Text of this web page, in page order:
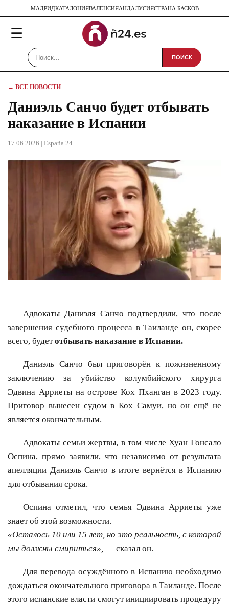
МАДРИДКАТАЛОНИЯВАЛЕНСИЯАНДАЛУСИЯСТРАНА БАСКОВ
☰
ПОИСК
← ВСЕ НОВОСТИ
Даниэль Санчо будет отбывать
наказание в Испании
17.06.2026 | España 24
Адвокаты Даниэля Санчо подтвердили, что после
завершения судебного процесса в Таиланде он, скорее
всего, будетотбывать наказание в Испании.
Даниэль Санчо был приговорён к пожизненному
заключению за убийство колумбийского хирурга
Эдвина Арриеты на острове Кох Пханган в 2023 году.
Приговор вынесен судом в Кох Самуи, но он ещё не
является окончательным.
Адвокаты семьи жертвы, в том числе Хуан Гонсало
Оспина, прямо заявили, что независимо от результата
апелляции Даниэль Санчо в итоге вернётся в Испанию
для отбывания срока.
Оспина отметил, что семья Эдвина Арриеты уже
знает об этой возможности.
«Осталось 10 или 15 лет, но это реальность, с которой
мы должны смириться», — сказал он.
Для перевода осуждённого в Испанию необходимо
дождаться окончательного приговора в Таиланде. После
этого испанские власти смогут инициировать процедуру